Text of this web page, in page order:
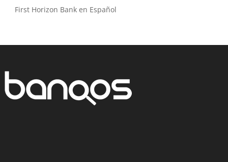
First Horizon Bank en Español